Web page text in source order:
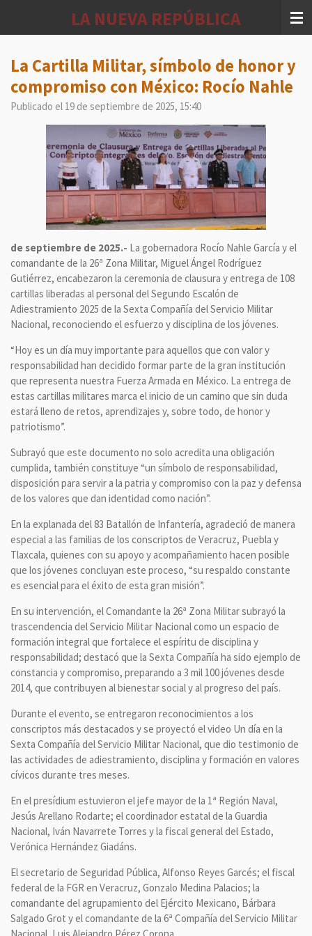
principal
LA NUEVA REPÚBLICA
La Cartilla Militar, símbolo de honor y
compromiso con México: Rocío Nahle
Publicado el 19 de septiembre de 2025, 15:40
de septiembre de 2025.- La gobernadora Rocío Nahle García y el
comandante de la 26ª Zona Militar, Miguel Ángel Rodríguez
Gutiérrez, encabezaron la ceremonia de clausura y entrega de 108
cartillas liberadas al personal del Segundo Escalón de
Adiestramiento 2025 de la Sexta Compañía del Servicio Militar
Nacional, reconociendo el esfuerzo y disciplina de los jóvenes.
“Hoy es un día muy importante para aquellos que con valor y
responsabilidad han decidido formar parte de la gran institución
que representa nuestra Fuerza Armada en México. La entrega de
estas cartillas militares marca el inicio de un camino que sin duda
estará lleno de retos, aprendizajes y, sobre todo, de honor y
patriotismo”.
Subrayó que este documento no solo acredita una obligación
cumplida, también constituye “un símbolo de responsabilidad,
disposición para servir a la patria y compromiso con la paz y defensa
de los valores que dan identidad como nación”.
En la explanada del 83 Batallón de Infantería, agradeció de manera
especial a las familias de los conscriptos de Veracruz, Puebla y
Tlaxcala, quienes con su apoyo y acompañamiento hacen posible
que los jóvenes concluyan este proceso, “su respaldo constante
es esencial para el éxito de esta gran misión”.
En su intervención, el Comandante la 26ª Zona Militar subrayó la
trascendencia del Servicio Militar Nacional como un espacio de
formación integral que fortalece el espíritu de disciplina y
responsabilidad; destacó que la Sexta Compañía ha sido ejemplo de
constancia y compromiso, preparando a 3 mil 100 jóvenes desde
2014, que contribuyen al bienestar social y al progreso del país.
Durante el evento, se entregaron reconocimientos a los
conscriptos más destacados y se proyectó el video Un día en la
Sexta Compañía del Servicio Militar Nacional, que dio testimonio de
las actividades de adiestramiento, disciplina y formación en valores
cívicos durante tres meses.
En el presídium estuvieron el jefe mayor de la 1ª Región Naval,
Jesús Arellano Rodarte; el coordinador estatal de la Guardia
Nacional, Iván Navarrete Torres y la fiscal general del Estado,
Verónica Hernández Giadáns.
El secretario de Seguridad Pública, Alfonso Reyes Garcés; el fiscal
federal de la FGR en Veracruz, Gonzalo Medina Palacios; la
comandante del agrupamiento del Ejército Mexicano, Bárbara
Salgado Grot y el comandante de la 6ª Compañía del Servicio Militar